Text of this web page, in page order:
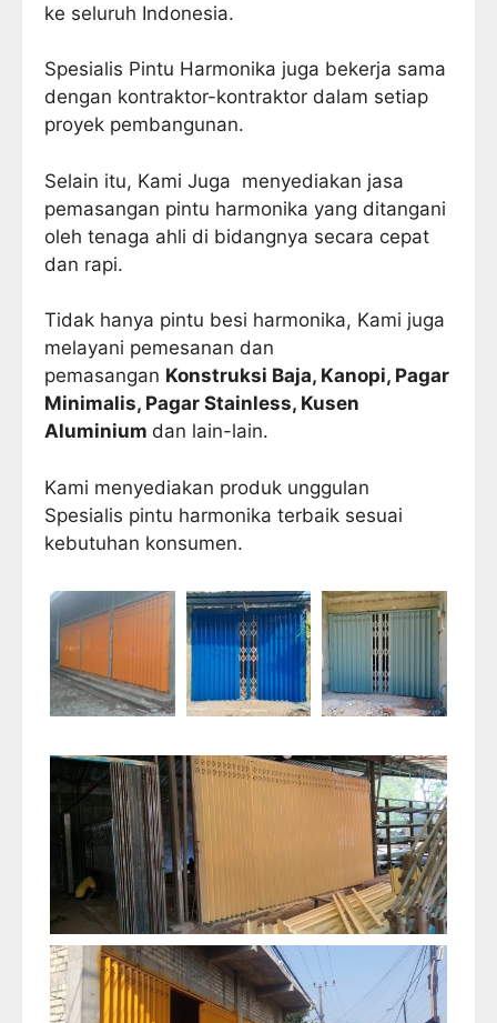
ke seluruh Indonesia.
Spesialis Pintu Harmonika juga bekerja sama
dengan kontraktor-kontraktor dalam setiap
proyek pembangunan.
Selain itu, Kami Juga menyediakan jasa
pemasangan pintu harmonika yang ditangani
oleh tenaga ahli di bidangnya secara cepat
dan rapi.
Tidak hanya pintu besi harmonika, Kami juga
melayani pemesanan dan
pemasangan Konstruksi Baja, Kanopi, Pagar
Minimalis, Pagar Stainless, Kusen
Aluminium dan lain-lain.
Kami menyediakan produk unggulan
Spesialis pintu harmonika terbaik sesuai
kebutuhan konsumen.